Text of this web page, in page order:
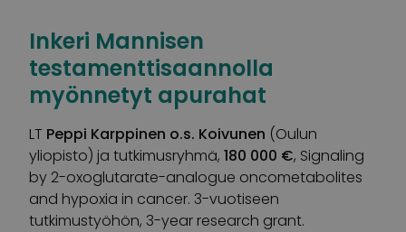
Inkeri Mannisen
testamenttisaannolla
myönnetyt apurahat
LT Peppi Karppinen o.s. Koivunen (Oulun
yliopisto) ja tutkimusryhmä, 180 000 €, Signaling
by 2-oxoglutarate-analogue oncometabolites
and hypoxia in cancer. 3-vuotiseen
tutkimustyöhön, 3-year research grant.